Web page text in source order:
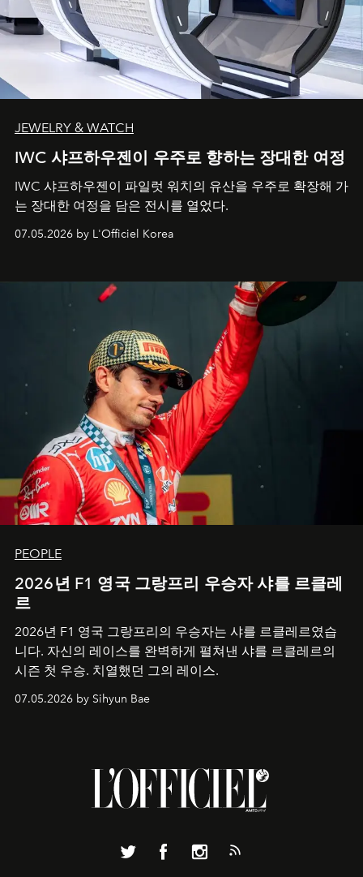
JEWELRY & WATCH
IWC 샤프하우젠이 우주로 향하는 장대한 여정
IWC 샤프하우젠이 파일럿 워치의 유산을 우주로 확장해 가
는 장대한 여정을 담은 전시를 열었다.
07.05.2026 by L'Officiel Korea
PEOPLE
2026년 F1 영국 그랑프리 우승자 샤를 르클레
르
2026년 F1 영국 그랑프리의 우승자는 샤를 르클레르였습
니다. 자신의 레이스를 완벽하게 펼쳐낸 샤를 르클레르의
시즌 첫 우승. 치열했던 그의 레이스.
07.05.2026 by Sihyun Bae